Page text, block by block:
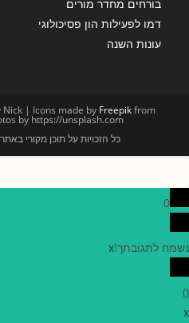
בורחים מחדר מורים
דמו לפעילות הון פסיכולוגי
עונות השנה
Nick | Icons made by Freepikfrom
by https://unsplash.com
כל הזכויות על תוכן מקורי
0
נשמח לתגובתך!x
(
)
x